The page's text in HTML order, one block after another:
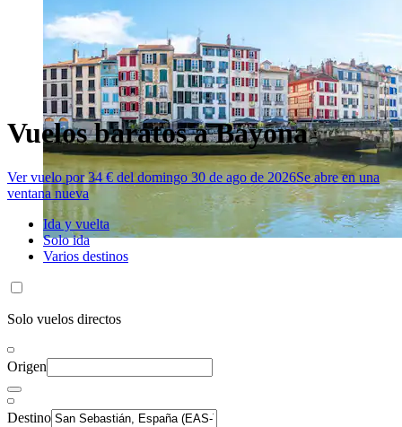
Vuelos baratos a Bayona
Ver vuelo por 34 € del domingo 30 de ago de 2026Se abre en una
ventana nueva
Ida y vuelta
Solo ida
Varios destinos
Solo vuelos directos
Origen
Destino